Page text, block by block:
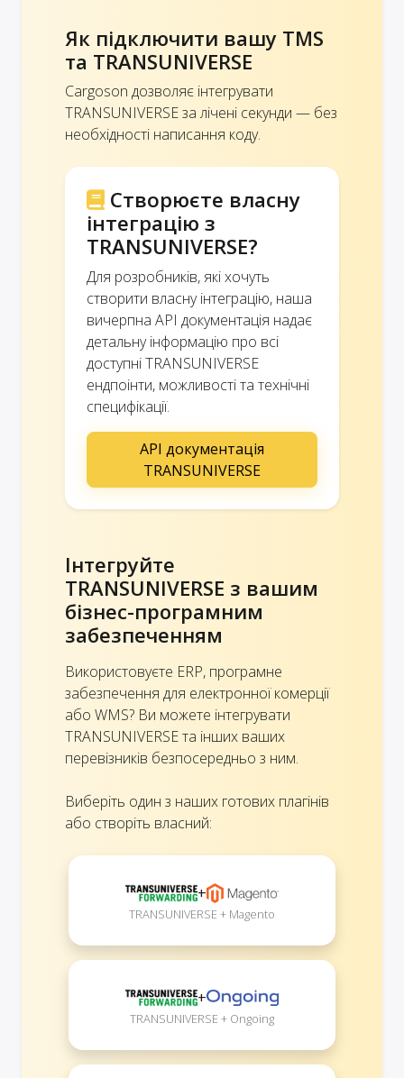
Як підключити вашу TMS
та TRANSUNIVERSE
Cargoson дозволяє інтегрувати
TRANSUNIVERSE за лічені секунди — без
необхідності написання коду.
Створюєте власну
інтеграцію з
TRANSUNIVERSE?
Для розробників, які хочуть
створити власну інтеграцію, наша
вичерпна API документація надає
детальну інформацію про всі
доступні TRANSUNIVERSE
ендпоінти, можливості та технічні
специфікації.
API документація
TRANSUNIVERSE
Інтегруйте
TRANSUNIVERSE з вашим
бізнес-програмним
забезпеченням
Використовуєте ERP, програмне
забезпечення для електронної комерції
або WMS? Ви можете інтегрувати
TRANSUNIVERSE та інших ваших
перевізників безпосередньо з ним.
Виберіть один з наших готових плагінів
або створіть власний:
+
TRANSUNIVERSE + Magento
+
TRANSUNIVERSE + Ongoing